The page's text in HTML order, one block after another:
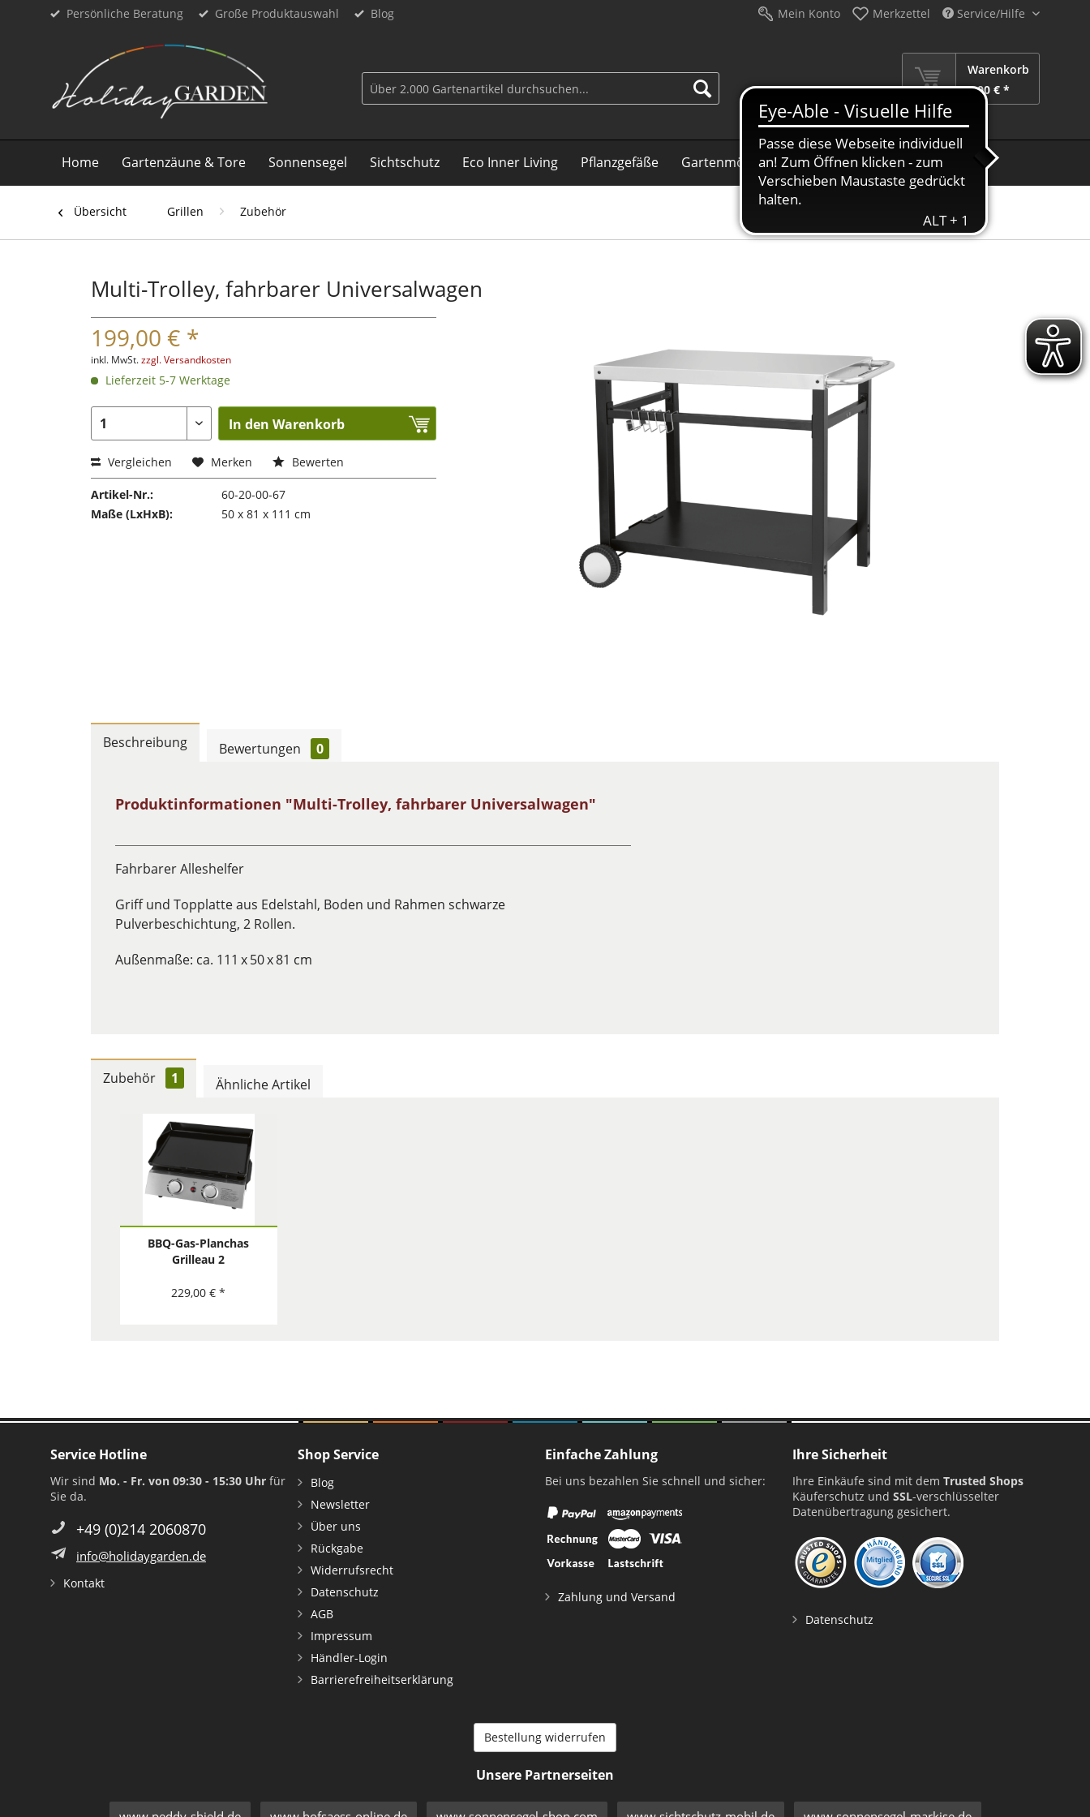
Persönliche Beratung Große Produktauswahl Blog Mein Konto Merkzettel Service/Hilfe
Warenkorb
0,00 € *
Home Gartenzäune & Tore Sonnensegel Sichtschutz Eco Inner Living Pflanzgefäße Gartenmöbel Schirme Dekoration Sale %
Übersicht Grillen Zubehör
Multi-Trolley, fahrbarer Universalwagen
199,00 € *
inkl. MwSt.zzgl. Versandkosten
Lieferzeit 5-7 Werktage
In den Warenkorb
Vergleichen Merken Bewerten
Artikel-Nr.:
60-20-00-67
Maße (LxHxB):
50 x 81 x 111 cm
Beschreibung Bewertungen 0
Produktinformationen "Multi-Trolley, fahrbarer Universalwagen"
Fahrbarer Alleshelfer
Griff und Topplatte aus Edelstahl, Boden und Rahmen schwarze
Pulverbeschichtung, 2 Rollen.
Außenmaße: ca. 111 x 50 x 81 cm
Zubehör 1 Ähnliche Artikel
BBQ-Gas-Planchas
Grilleau 2
229,00 € *
Service Hotline
Wir sind Mo. - Fr. von 09:30 - 15:30 Uhr für
Sie da.
+49 (0)214 2060870
info@holidaygarden.de
Kontakt
Shop Service
Blog
Newsletter
Über uns
Rückgabe
Widerrufsrecht
Datenschutz
AGB
Impressum
Händler-Login
Barrierefreiheitserklärung
Einfache Zahlung
Bei uns bezahlen Sie schnell und sicher:
Zahlung und Versand
Ihre Sicherheit
Ihre Einkäufe sind mit dem Trusted Shops
Käuferschutz und SSL-verschlüsselter
Datenübertragung gesichert.
Datenschutz
Bestellung widerrufen
Unsere Partnerseiten